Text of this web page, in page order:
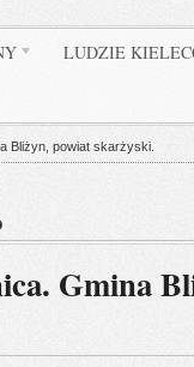
LUDZIE
Bliżyn, powiat skarżyski.
Gmina